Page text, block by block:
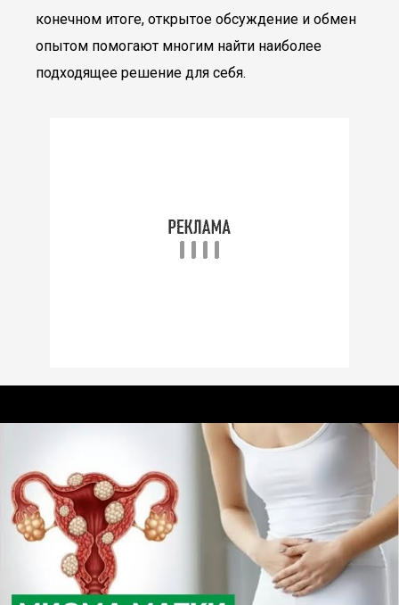
конечном итоге, открытое обсуждение и обмен
опытом помогают многим найти наиболее
подходящее решение для себя.